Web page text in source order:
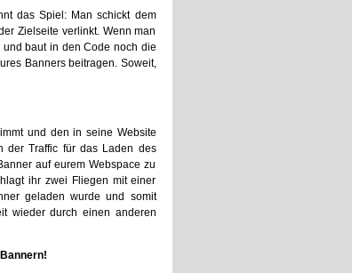
das Spiel: Man schickt dem
Zielseite verlinkt. Wenn man
und baut in den Code noch die
Banners beitragen. Soweit,
und den in seine Website
der Traffic für das Laden des
auf eurem Webspace zu
ihr zwei Fliegen mit einer
geladen wurde und somit
wieder durch einen anderen
Bannern!